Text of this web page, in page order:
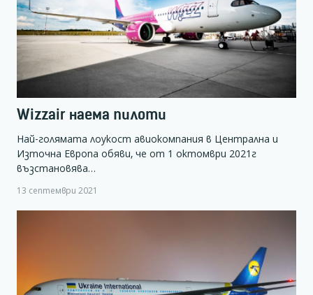
Wizzair наема пилоти
Най-голямата лоукост авиокомпания в Централна и
Източна Европа обяви, че от 1 октомври 2021г
възстановява…
13 септември 2021